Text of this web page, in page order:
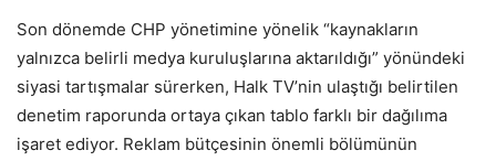
Son dönemde CHP yönetimine yönelik “kaynakların
yalnızca belirli medya kuruluşlarına aktarıldığı” yönündeki
siyasi tartışmalar sürerken, Halk TV’nin ulaştığı belirtilen
denetim raporunda ortaya çıkan tablo farklı bir dağılıma
işaret ediyor. Reklam bütçesinin önemli bölümünün